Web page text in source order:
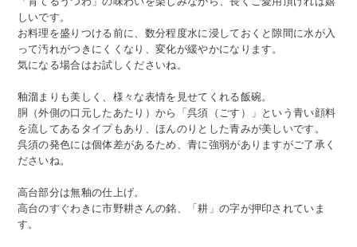
しいです。
お料理を盛りつける前に、数分程度水に浸しておくと隙間に水が入
って汚れがつきにくくなり、変化が緩やかになります。
気になる場合はお試しくださいね。
釉溜まりも美しく、様々な表情を見せてくれる飯碗。
胴（外側の口元したあたり）から「呉須（ごす）」という青い顔料
を流してあるタイプもあり、ほんのりとした青みが美しいです。
呉須の発色には個体差があるため、青に強弱がありますがご了承く
ださいね。
高台部分は無釉の仕上げ。
高台のすぐわきに市野耕さんの銘、「耕」の字が押印されていま
す。